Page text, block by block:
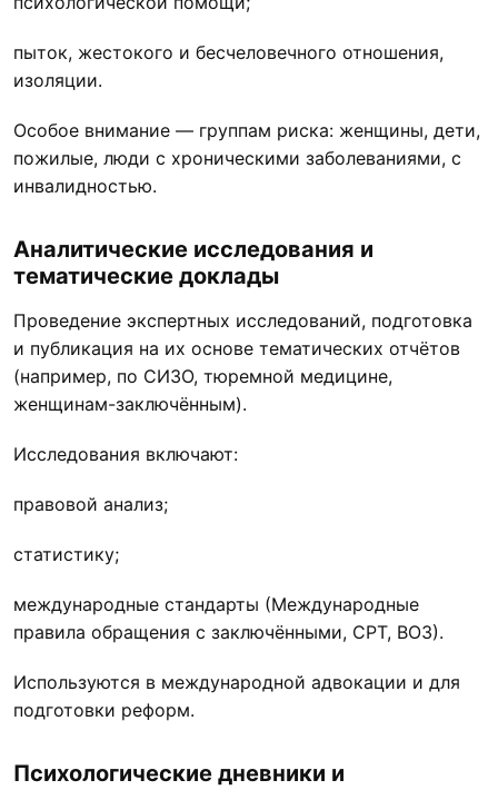
пыток, жестокого и бесчеловечного отношения,
изоляции.
Особое внимание — группам риска: женщины, дети,
пожилые, люди с хроническими заболеваниями, с
инвалидностью.
Аналитические исследования и
тематические доклады
Проведение экспертных исследований, подготовка
и публикация на их основе тематических отчётов
(например, по СИЗО, тюремной медицине,
женщинам-заключённым).
Исследования включают:
правовой анализ;
статистику;
международные стандарты (Международные
правила обращения с заключёнными, CPT, ВОЗ).
Используются в международной адвокации и для
подготовки реформ.
Психологические дневники и